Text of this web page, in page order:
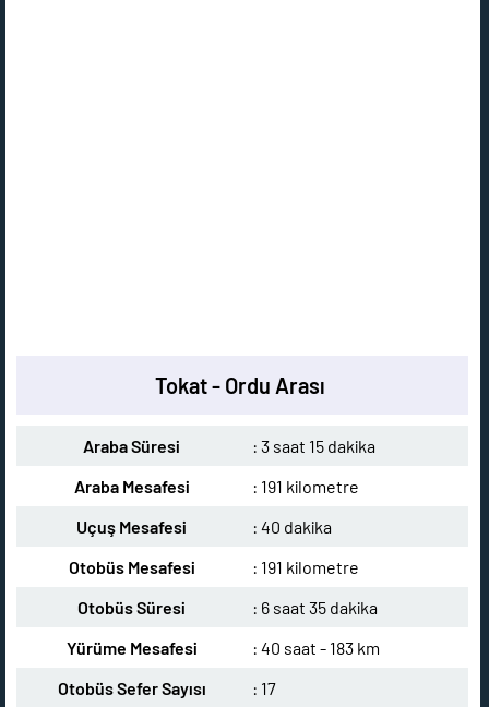
Tokat - Ordu Arası
Araba Süresi
: 3 saat 15 dakika
Araba Mesafesi
: 191 kilometre
Uçuş Mesafesi
: 40 dakika
Otobüs Mesafesi
: 191 kilometre
Otobüs Süresi
: 6 saat 35 dakika
Yürüme Mesafesi
: 40 saat - 183 km
Otobüs Sefer Sayısı
: 17